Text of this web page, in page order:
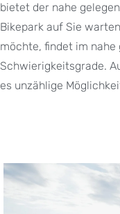
bietet der nahe
Bikepark auf Sie
möchte, findet im nahe
Schwierigkeitsgrade.
es unzählige